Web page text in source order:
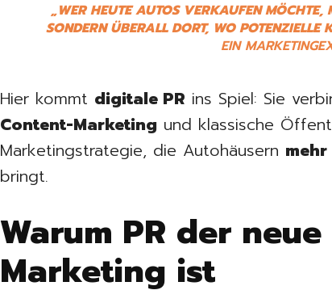
„WER HEUTE AUTOS VERKAUFEN
SONDERN ÜBERALL DORT, WO POTENZIELLE
EIN
Hier kommt digitale PR ins Spiel: Sie
Content-Marketing und klassische
Marketingstrategie, die Autohäusern
bringt.
Warum PR der
Marketing ist